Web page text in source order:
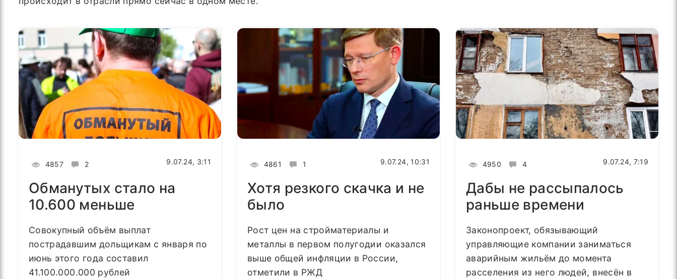
4857 2 9.07.24, 3:11
Обманутых стало на
10.600 меньше
Совокупный объём выплат
пострадавшим дольщикам с января по
июнь этого года составил
41.100.000.000 рублей
4861 1 9.07.24, 10:31
Хотя резкого скачка и не
было
Рост цен на стройматериалы и
металлы в первом полугодии оказался
выше общей инфляции в России,
отметили в РЖД
4950 4 9.07.24, 7:19
Дабы не рассыпалось
раньше времени
Законопроект, обязывающий
управляющие компании заниматься
аварийным жильём до момента
расселения из него людей, внесён в